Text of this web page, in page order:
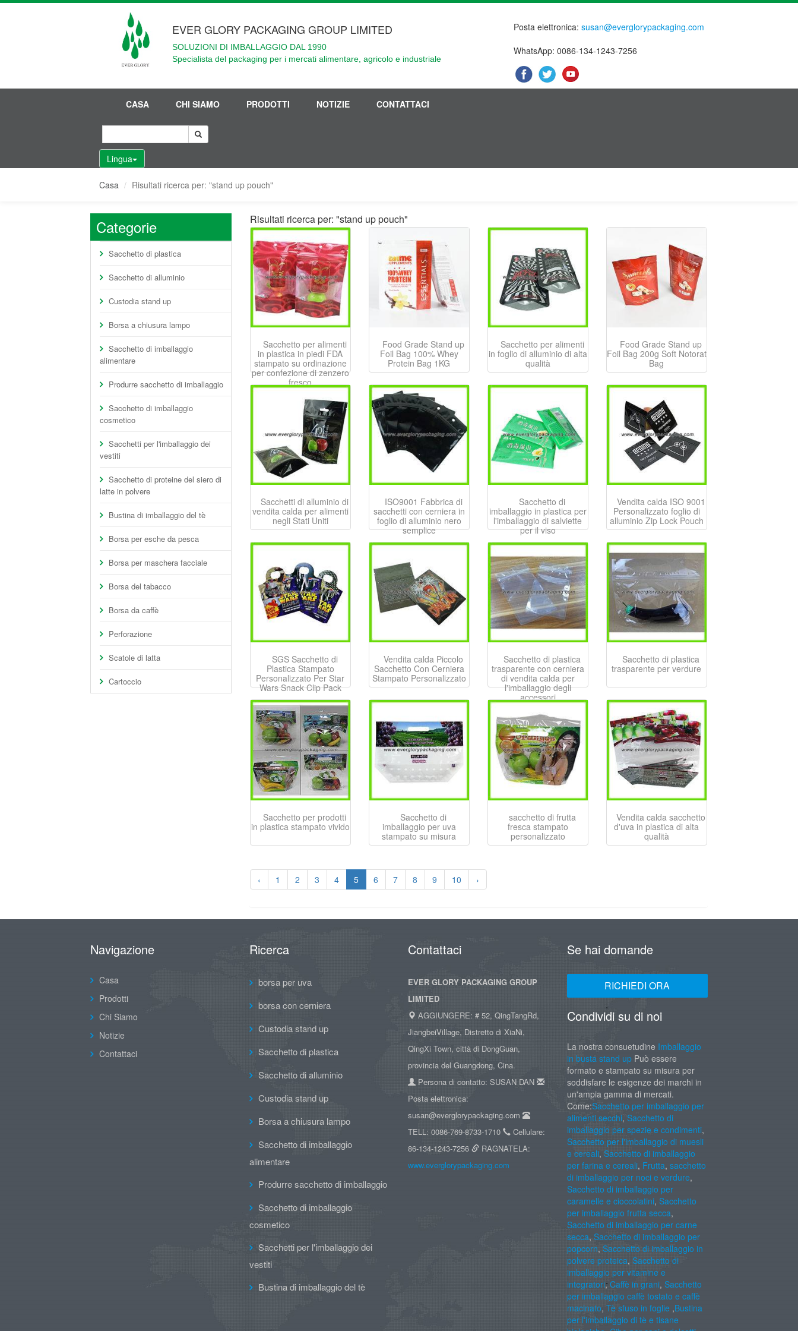
EVER GLORY PACKAGING GROUP LIMITED
SOLUZIONI DI IMBALLAGGIO DAL 1990
Specialista del packaging per i mercati alimentare, agricolo e industriale
Posta elettronica:susan@everglorypackaging.com
WhatsApp: 0086-134-1243-7256
CASA CHI SIAMO PRODOTTI NOTIZIE CONTATTACI
Lingua
Casa Risultati ricerca per: "stand up pouch"
Categorie
Sacchetto di plastica
Sacchetto di alluminio
Custodia stand up
Borsa a chiusura lampo
Sacchetto di imballaggio
alimentare
Produrre sacchetto di imballaggio
Sacchetto di imballaggio
cosmetico
Sacchetti per l'imballaggio dei
vestiti
Sacchetto di proteine del siero di
latte in polvere
Bustina di imballaggio del tè
Borsa per esche da pesca
Borsa per maschera facciale
Borsa del tabacco
Borsa da caffè
Perforazione
Scatole di latta
Cartoccio
Risultati ricerca per: "stand up pouch"
Sacchetto per alimenti
in plastica in piedi FDA
stampato su ordinazione
per confezione di zenzero
fresco
Food Grade Stand up
Foil Bag 100% Whey
Protein Bag 1KG
Sacchetto per alimenti
in foglio di alluminio di alta
qualità
Food Grade Stand up
Foil Bag 200g Soft Notorat
Bag
Sacchetti di alluminio di
vendita calda per alimenti
negli Stati Uniti
ISO9001 Fabbrica di
sacchetti con cerniera in
foglio di alluminio nero
semplice
Sacchetto di
imballaggio in plastica per
l'imballaggio di salviette
per il viso
Vendita calda ISO 9001
Personalizzato foglio di
alluminio Zip Lock Pouch
SGS Sacchetto di
Plastica Stampato
Personalizzato Per Star
Wars Snack Clip Pack
Vendita calda Piccolo
Sacchetto Con Cerniera
Stampato Personalizzato
Sacchetto di plastica
trasparente con cerniera
di vendita calda per
l'imballaggio degli
accessori
Sacchetto di plastica
trasparente per verdure
Sacchetto per prodotti
in plastica stampato vivido
Sacchetto di
imballaggio per uva
stampato su misura
sacchetto di frutta
fresca stampato
personalizzato
Vendita calda sacchetto
d'uva in plastica di alta
qualità
‹ 1 2 3 4 5 6 7 8 9 10 ›
Navigazione
Casa
Prodotti
Chi Siamo
Notizie
Contattaci
Ricerca
borsa per uva
borsa con cerniera
Custodia stand up
Sacchetto di plastica
Sacchetto di alluminio
Custodia stand up
Borsa a chiusura lampo
Sacchetto di imballaggio
alimentare
Produrre sacchetto di imballaggio
Sacchetto di imballaggio
cosmetico
Sacchetti per l'imballaggio dei
vestiti
Bustina di imballaggio del tè
Contattaci
EVER GLORY PACKAGING GROUP
LIMITED
AGGIUNGERE: # 52, QingTangRd,
JiangbeiVillage, Distretto di XiaNi,
QingXi Town, città di DongGuan,
provincia del Guangdong, Cina.
Persona di contatto: SUSAN DAN
Posta elettronica:
susan@everglorypackaging.com
TELL: 0086-769-8733-1710
Cellulare:
86-134-1243-7256
RAGNATELA:
www.everglorypackaging.com
Se hai domande
RICHIEDI ORA
Condividi su di noi
La nostra consuetudine Imballaggio
in busta stand upPuò essere
formato e stampato su misura per
soddisfare le esigenze dei marchi in
un'ampia gamma di mercati.
Come:Sacchetto per imballaggio per
alimenti secchi, Sacchetto di
imballaggio per spezie e condimenti,
Sacchetto per l'imballaggio di muesli
e cereali, Sacchetto di imballaggio
per farina e cereali, Frutta, sacchetto
di imballaggio per noci e verdure,
Sacchetto di imballaggio per
caramelle e cioccolatini, Sacchetto
per imballaggio frutta secca,
Sacchetto di imballaggio per carne
secca, Sacchetto di imballaggio per
popcorn, Sacchetto di imballaggio in
polvere proteica, Sacchetto di
imballaggio per vitamine e
integratori, Caffè in grani, Sacchetto
per imballaggio caffè tostato e caffè
macinato, Tè sfuso in foglie ,Bustina
per l'imballaggio di tè e tisane